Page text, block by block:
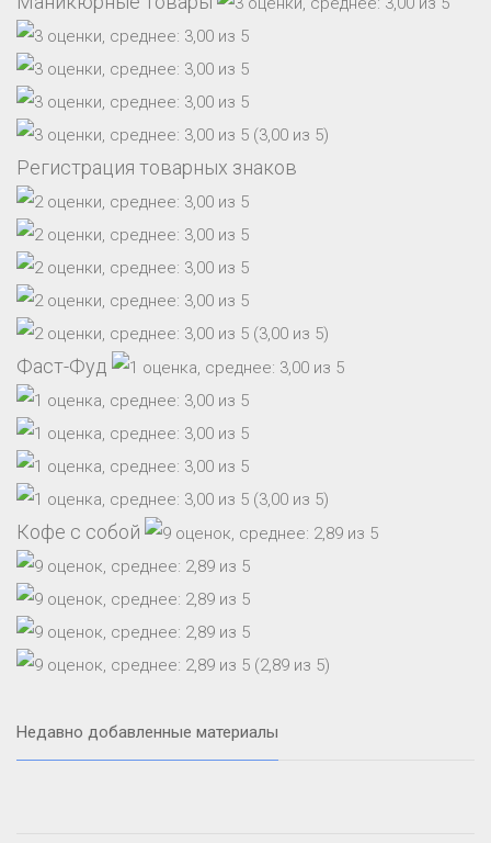
(3,00 из 5)
Регистрация товарных знаков
(3,00 из 5)
Фаст-Фуд
(3,00 из 5)
Кофе с собой
(2,89 из 5)
Недавно добавленные материалы